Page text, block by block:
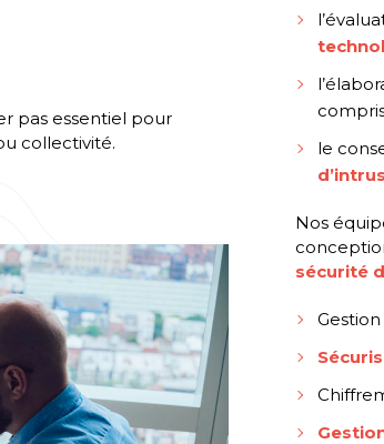
pas essentiel pour
collectivité.
le
Nos
sécurité